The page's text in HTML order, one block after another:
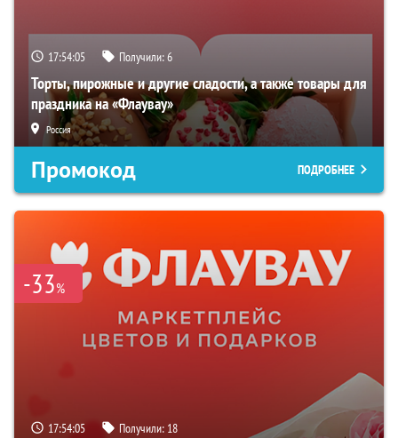
17:54:03 Получили:6
Торты, пирожные и другие сладости, а также товары для
праздника на «Флаувау»
Россия
Промокод ПОДРОБНЕЕ
-33%
17:54:03 Получили: 18